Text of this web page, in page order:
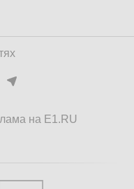
на E1.RU